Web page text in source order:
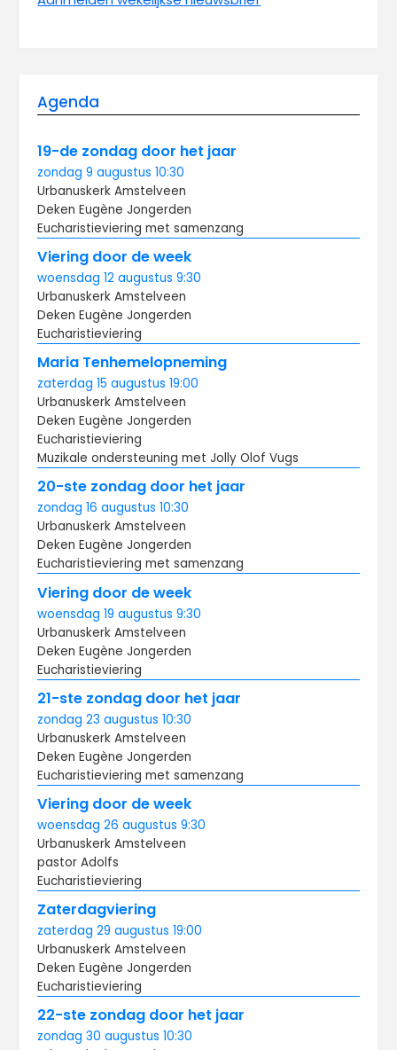
Agenda
19-de zondag door het jaar
zondag 9 augustus10:30
Urbanuskerk Amstelveen
Deken Eugène Jongerden
Eucharistieviering met samenzang
Viering door de week
woensdag 12 augustus9:30
Urbanuskerk Amstelveen
Deken Eugène Jongerden
Eucharistieviering
Maria Tenhemelopneming
zaterdag 15 augustus19:00
Urbanuskerk Amstelveen
Deken Eugène Jongerden
Eucharistieviering
Muzikale ondersteuning met Jolly Olof Vugs
20-ste zondag door het jaar
zondag 16 augustus10:30
Urbanuskerk Amstelveen
Deken Eugène Jongerden
Eucharistieviering met samenzang
Viering door de week
woensdag 19 augustus9:30
Urbanuskerk Amstelveen
Deken Eugène Jongerden
Eucharistieviering
21-ste zondag door het jaar
zondag 23 augustus10:30
Urbanuskerk Amstelveen
Deken Eugène Jongerden
Eucharistieviering met samenzang
Viering door de week
woensdag 26 augustus9:30
Urbanuskerk Amstelveen
pastor Adolfs
Eucharistieviering
Zaterdagviering
zaterdag 29 augustus19:00
Urbanuskerk Amstelveen
Deken Eugène Jongerden
Eucharistieviering
22-ste zondag door het jaar
zondag 30 augustus10:30